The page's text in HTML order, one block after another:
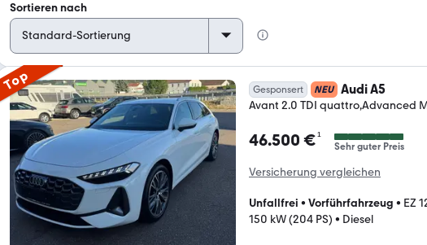
Sortieren nach
Top Gesponsert NEU Audi A5
Avant 2.0 TDI quattro,Advanced
46.500 €¹
Sehr guter Preis
Versicherung vergleichen
Unfallfrei • Vorführfahrzeug • EZ
150 kW (204 PS) • Diesel